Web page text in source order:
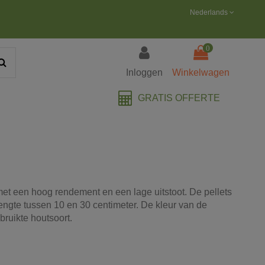
Nederlands
Inloggen
0
Winkelwagen
GRATIS OFFERTE
een hoog rendement en een lage uitstoot. De pellets
tussen 10 en 30 centimeter. De kleur van de
houtsoort.